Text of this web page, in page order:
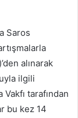
Saros
alınarak
ilgili
tarafından
bu kez 14